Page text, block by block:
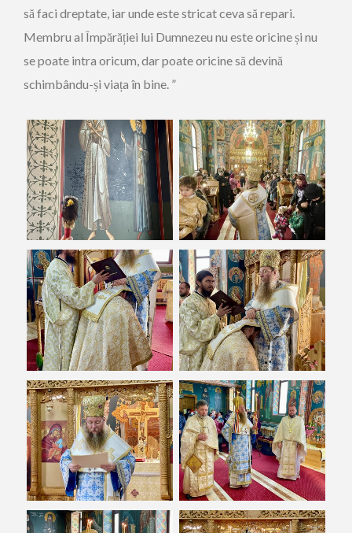
să faci dreptate, iar unde este stricat ceva să repari.
Membru al Împărăției lui Dumnezeu nu este oricine și nu
se poate intra oricum, dar poate oricine să devină
schimbându-și viața în bine. ”